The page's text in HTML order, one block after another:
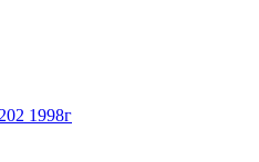
1998г